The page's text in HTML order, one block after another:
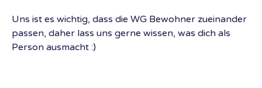
Uns ist es wichtig, dass die WG Bewohner zueinander
passen, daher lass uns gerne wissen, was dich als
Person ausmacht :)